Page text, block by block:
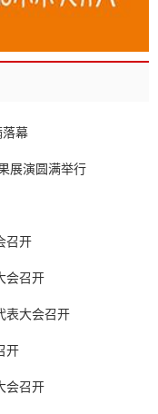
落幕
展演圆满举行
召开
会召开
表大会召开
开
会召开